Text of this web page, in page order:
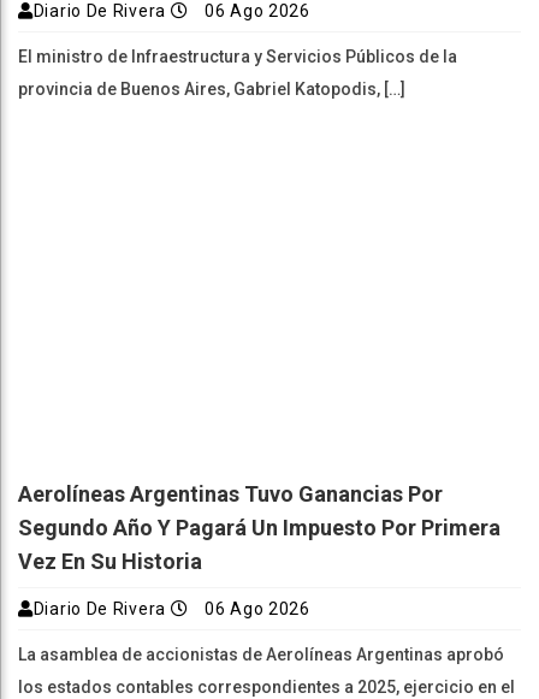
Diario De Rivera 06 Ago 2026
El ministro de Infraestructura y Servicios Públicos de la
provincia de Buenos Aires, Gabriel Katopodis, […]
Aerolíneas Argentinas Tuvo Ganancias Por
Segundo Año Y Pagará Un Impuesto Por Primera
Vez En Su Historia
Diario De Rivera 06 Ago 2026
La asamblea de accionistas de Aerolíneas Argentinas aprobó
los estados contables correspondientes a 2025, ejercicio en el